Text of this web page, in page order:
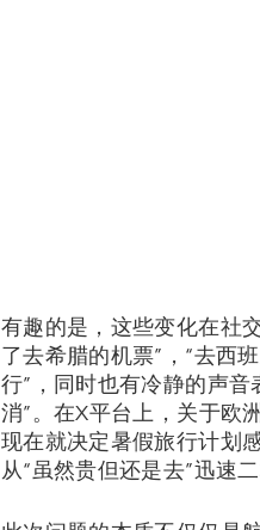
有趣的是，这些变化在社
了去希腊的机票”，“去西
行”，同时也有冷静的声
消”。在X平台上，关于欧
现在就决定暑假旅行计划
从“虽然贵但还是去”迅速